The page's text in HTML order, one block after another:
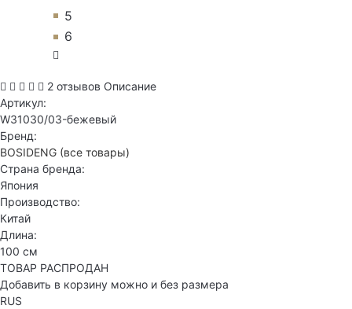
5
6
2 отзывов Описание
Артикул:
W31030/03-бежевый
Бренд:
BOSIDENG (все товары)
Страна бренда:
Япония
Производство:
Китай
Длина:
100 см
ТОВАР РАСПРОДАН
Добавить в корзину можно и без размера
RUS